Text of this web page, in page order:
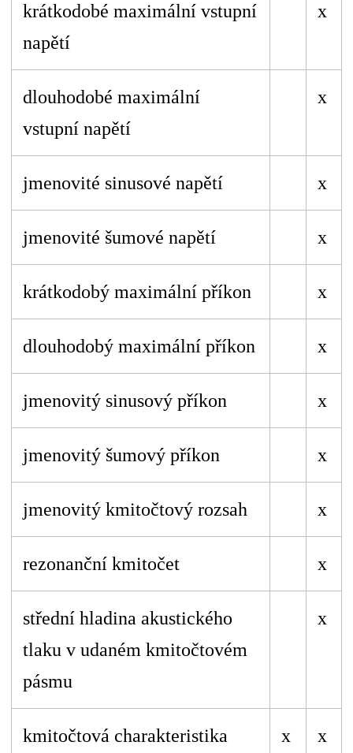
krátkodobé maximální vstupní
napětí
x
dlouhodobé maximální
vstupní napětí
x
jmenovité sinusové napětí x
jmenovité šumové napětí x
krátkodobý maximální příkon x
dlouhodobý maximální příkon x
jmenovitý sinusový příkon x
jmenovitý šumový příkon x
jmenovitý kmitočtový rozsah x
rezonanční kmitočet x
střední hladina akustického
tlaku v udaném kmitočtovém
pásmu
x
kmitočtová charakteristika x x